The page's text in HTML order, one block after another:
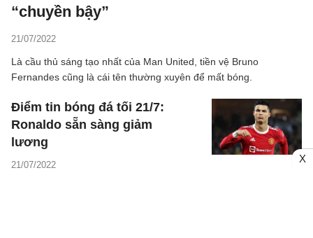
“chuyền bậy”
21/07/2022
Là cầu thủ sáng tạo nhất của Man United, tiền vệ Bruno
Fernandes cũng là cái tên thường xuyên để mất bóng.
Điểm tin bóng đá tối 21/7:
Ronaldo sẵn sàng giảm
lương
21/07/2022
X